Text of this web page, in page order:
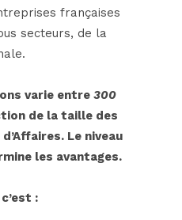
françaises
secteurs, de la
varie entre 300
de la taille des
Le niveau
les avantages.
c’est :